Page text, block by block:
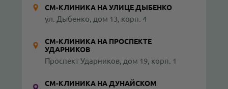
СМ-КЛИНИКА НА УЛИЦЕ ДЫБЕНКО
ул. Дыбенко, дом 13, корп. 4
СМ-КЛИНИКА НА ПРОСПЕКТЕ
УДАРНИКОВ
Проспект Ударников, дом 19, корп. 1
СМ-КЛИНИКА НА ДУНАЙСКОМ